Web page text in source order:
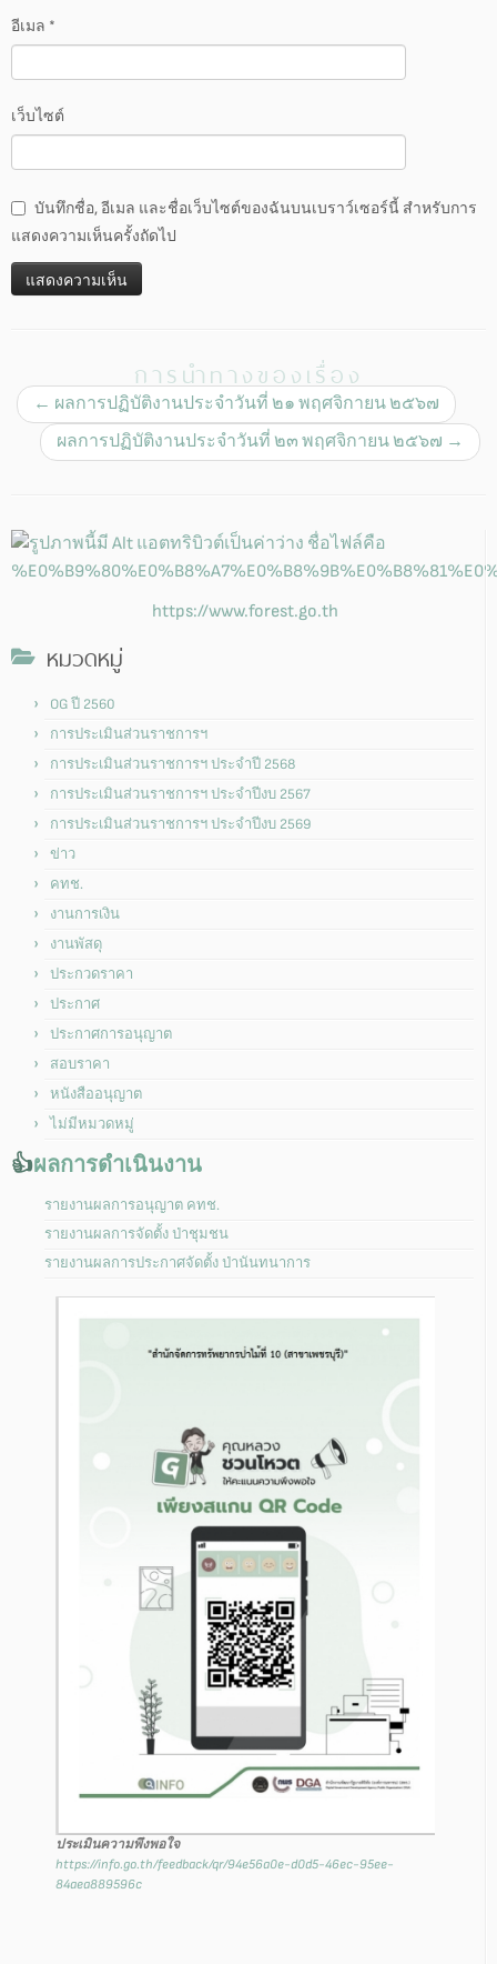
อีเมล *
เว็บไซต์
บันทึกชื่อ, อีเมล และชื่อเว็บไซต์ของฉันบนเบราว์เซอร์นี้ สำหรับการ
แสดงความเห็นครั้งถัดไป
การนำทางของเรื่อง
← ผลการปฏิบัติงานประจำวันที่ ๒๑ พฤศจิกายน ๒๕๖๗
ผลการปฏิบัติงานประจำวันที่ ๒๓ พฤศจิกายน ๒๕๖๗ →
https://www.forest.go.th
หมวดหมู่
OG ปี 2560
การประเมินส่วนราชการฯ
การประเมินส่วนราชการฯ ประจำปี 2568
การประเมินส่วนราชการฯ ประจำปีงบ 2567
การประเมินส่วนราชการฯ ประจำปีงบ 2569
ข่าว
คทช.
งานการเงิน
งานพัสดุ
ประกวดราคา
ประกาศ
ประกาศการอนุญาต
สอบราคา
หนังสืออนุญาต
ไม่มีหมวดหมู่
👍ผลการดำเนินงาน
รายงานผลการอนุญาต คทช.
รายงานผลการจัดตั้ง ป่าชุมชน
รายงานผลการประกาศจัดตั้ง ป่านันทนาการ
ประเมินความพึงพอใจ
https://info.go.th/feedback/qr/94e56a0e-d0d5-46ec-95ee-
84aea889596c